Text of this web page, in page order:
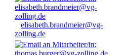
elisabeth.brandmeier@vg-
zolling.de